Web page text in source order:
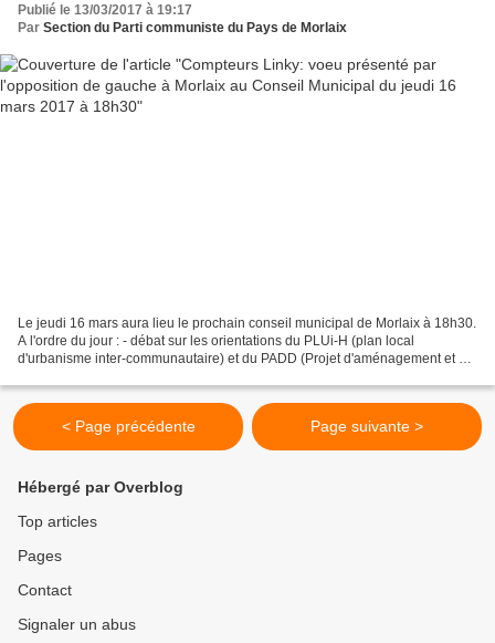
Publié le 13/03/2017 à 19:17
Par Section du Parti communiste du Pays de Morlaix
Le jeudi 16 mars aura lieu le prochain conseil municipal de Morlaix à 18h30.
A l'ordre du jour : - débat sur les orientations du PLUi-H (plan local
d'urbanisme inter-communautaire) et du PADD (Projet d'aménagement et de
< Page précédente Page suivante >
Hébergé par Overblog
Top articles
Pages
Contact
Signaler un abus